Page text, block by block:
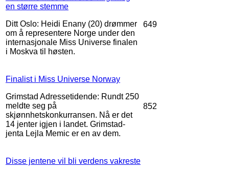
en større stemme
Ditt Oslo: Heidi Enany (20) drømmer
om å representere Norge under den
internasjonale Miss Universe finalen
i Moskva til høsten.
649
Finalist i Miss Universe Norway
Grimstad Adressetidende: Rundt 250
meldte seg på
skjønnhetskonkurransen. Nå er det
14 jenter igjen i landet. Grimstad-
jenta Lejla Memic er en av dem.
852
Disse jentene vil bli verdens vakreste